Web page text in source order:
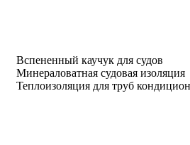
Вспененный каучук для судов
Минераловатная судовая изоляция
Теплоизоляция для труб